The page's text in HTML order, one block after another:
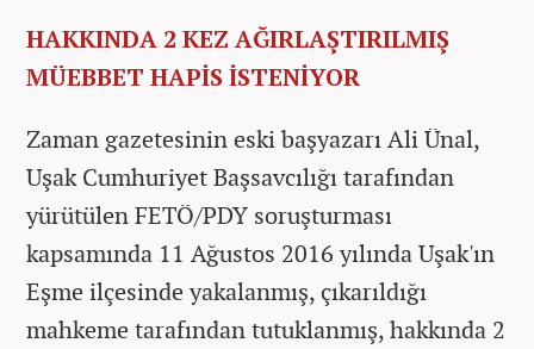
HAKKINDA 2 KEZ AĞIRLAŞTIRILMIŞ
MÜEBBET HAPİS İSTENİYOR
Zaman gazetesinin eski başyazarı Ali Ünal,
Uşak Cumhuriyet Başsavcılığı tarafından
yürütülen FETÖ/PDY soruşturması
kapsamında 11 Ağustos 2016 yılında Uşak'ın
Eşme ilçesinde yakalanmış, çıkarıldığı
mahkeme tarafından tutuklanmış, hakkında 2